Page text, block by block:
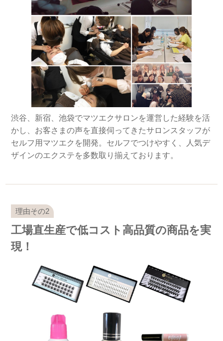
渋谷、新宿、池袋でマツエクサロンを運営した経験を活
かし、お客さまの声を直接伺ってきたサロンスタッフが
セルフ用マツエクを開発。セルフでつけやすく、人気デ
ザインのエクステを多数取り揃えております。
工場直生産で低コスト高品質の商品を実
現！